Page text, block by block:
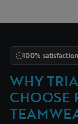
100%
WHY
CHOOSE